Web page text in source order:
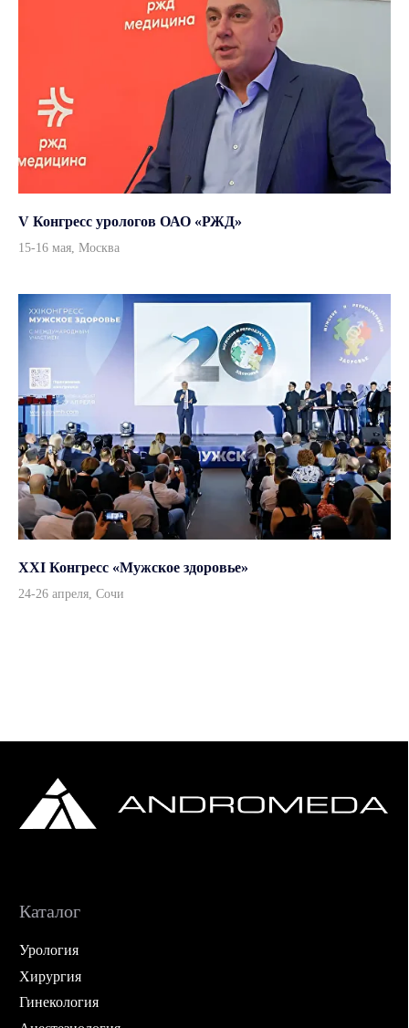
V Конгресс урологов ОАО «РЖД»
15-16 мая, Москва
XXI Конгресс «Мужское здоровье»
24-26 апреля, Сочи
г. Москва, улица Врубеля,
По всем вопросам
info@andromeda-ms.ru
На связи 9:00-18:00
+7 (499) 506 74 00
характер и ни при каких условиях не является публичной офертой
Согласие на обработку персональных данных
Дизайн и вёрстка — ksfaster
Политика конфиденциальности
© 2026, ООО «Андромеда Медикал»
Все права защищены